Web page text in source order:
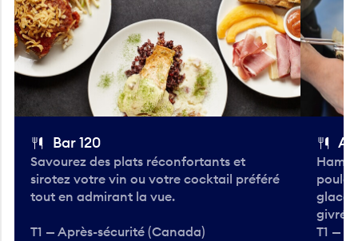
Bar 120
Savourez des plats réconfortants et
sirotez votre vin ou votre cocktail préféré
tout en admirant la vue.
T1 — Après-sécurité (Canada)
poulet
T1 —